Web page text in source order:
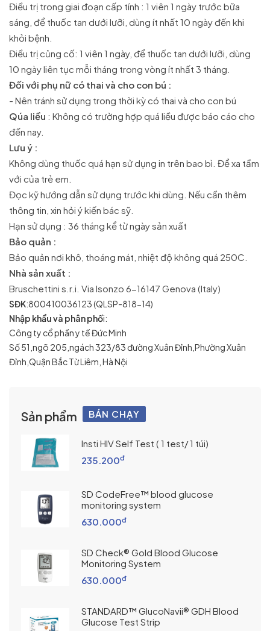
Điều trị trong giai đoạn cấp tính : 1 viên 1 ngày trước bữa
sáng, để thuốc tan dưới lưỡi, dùng ít nhất 10 ngày đến khi
khỏi bệnh.
Điều trị củng cố: 1 viên 1 ngày, để thuốc tan dưới lưỡi, dùng
10 ngày liên tục mỗi tháng trong vòng ít nhất 3 tháng.
Đối với phụ nữ có thai và cho con bú :
- Nên tránh sử dụng trong thời kỳ có thai và cho con bú
Qúa liều : Không có trường hợp quá liều được báo cáo cho
đến nay.
Lưu ý :
Không dùng thuốc quá hạn sử dụng in trên bao bì. Để xa tầm
với của trẻ em.
Đọc kỹ hướng dẫn sử dụng trước khi dùng. Nếu cần thêm
thông tin, xin hỏi ý kiến bác sỹ.
Hạn sử dụng : 36 tháng kể từ ngày sản xuất
Bảo quản :
Bảo quản nơi khô, thoáng mát, nhiệt độ không quá 250C.
Nhà sản xuất :
Bruschettini s.r.i. Via Isonzo 6-16147 Genova (Italy)
SĐK:800410036123 (QLSP-818-14)
Nhập khẩu và phân phối:
Công ty cổ phần y tế Đức Minh
Số 51,ngõ 205,ngách 323/83 đường Xuân Đỉnh,Phường Xuân
Đỉnh,Quận Bắc Từ Liêm, Hà Nội
Sản phẩm BÁN CHẠY
Insti HIV Self Test ( 1 test/ 1 túi)
235.200đ
SD CodeFree™ blood glucose
monitoring system
630.000đ
SD Check® Gold Blood Glucose
Monitoring System
630.000đ
STANDARD™ GlucoNavii® GDH Blood
Glucose Test Strip